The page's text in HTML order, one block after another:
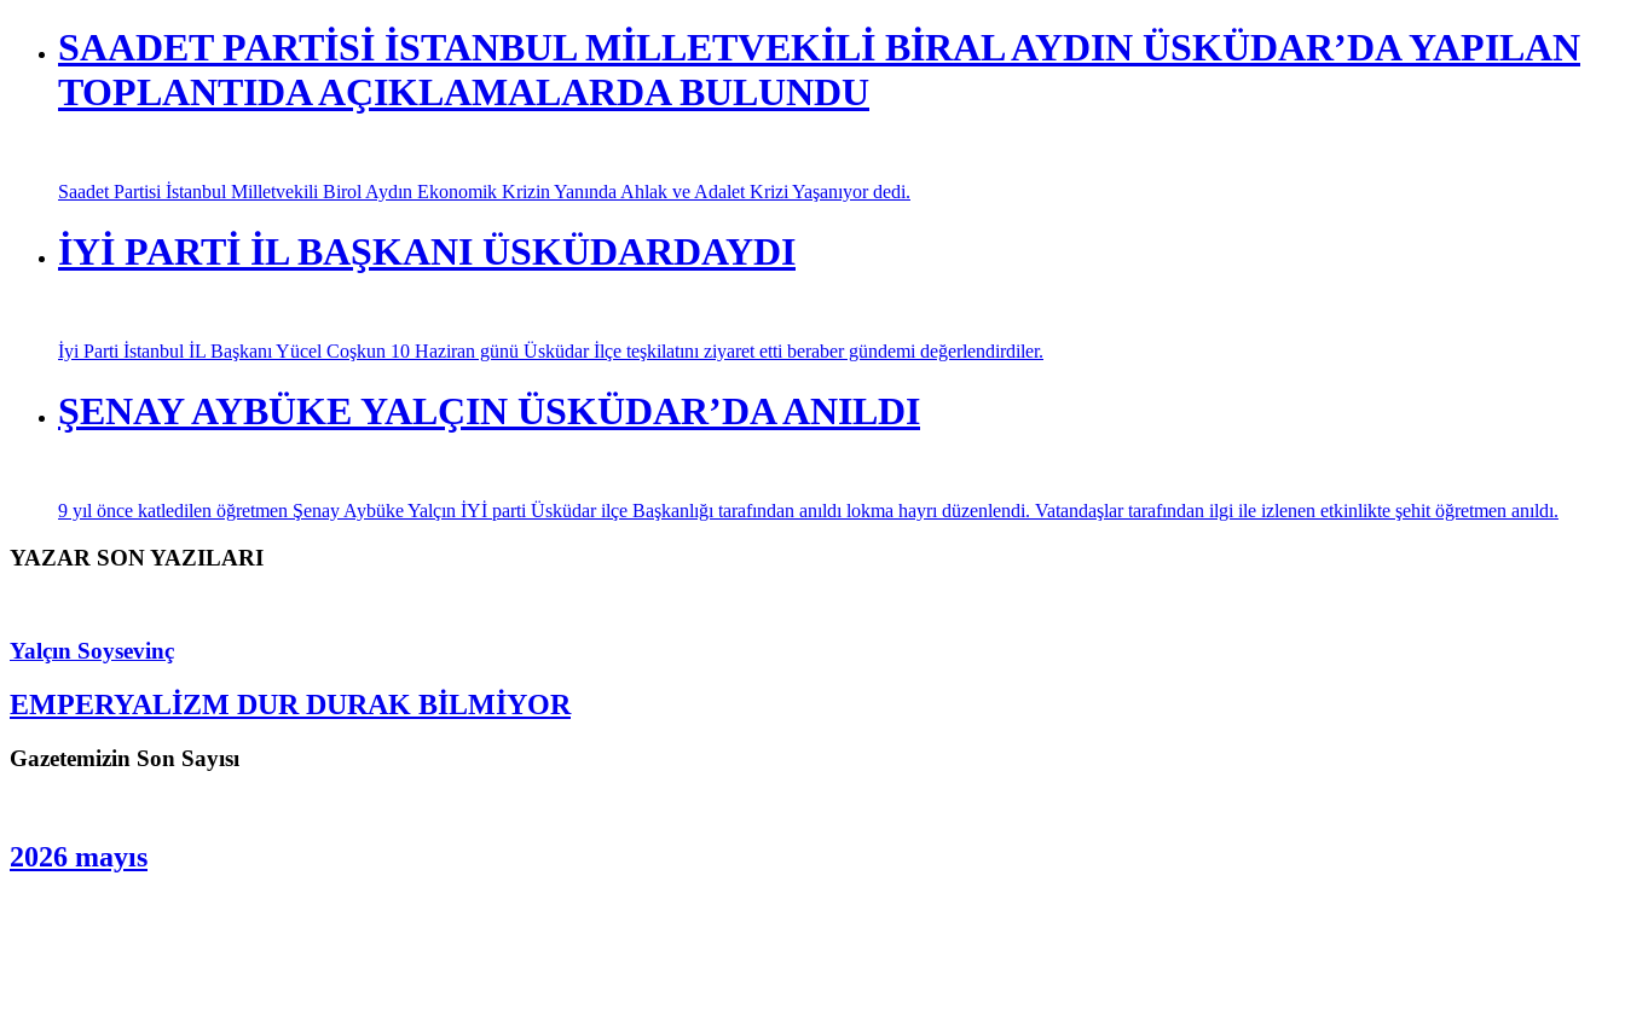
SAADET PARTİSİ İSTANBUL MİLLETVEKİLİ BİRAL AYDIN ÜSKÜDAR’DA YAPILAN
TOPLANTIDA AÇIKLAMALARDA BULUNDU
Saadet Partisi İstanbul Milletvekili Birol Aydın Ekonomik Krizin Yanında Ahlak ve Adalet Krizi Yaşanıyor dedi.
İYİ PARTİ İL BAŞKANI ÜSKÜDARDAYDI
İyi Parti İstanbul İL Başkanı Yücel Coşkun 10 Haziran günü Üsküdar İlçe teşkilatını ziyaret etti beraber gündemi değerlendirdiler.
ŞENAY AYBÜKE YALÇIN ÜSKÜDAR’DA ANILDI
9 yıl önce katledilen öğretmen Şenay Aybüke Yalçın İYİ parti Üsküdar ilçe Başkanlığı tarafından anıldı lokma hayrı düzenlendi. Vatandaşlar tarafından ilgi ile izlenen etkinlikte şehit öğretmen anıldı.
YAZAR SON YAZILARI
Yalçın Soysevinç
EMPERYALİZM DUR DURAK BİLMİYOR
Gazetemizin Son Sayısı
2026 mayıs